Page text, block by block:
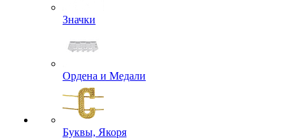
Значки
Ордена и Медали
Буквы, Якоря